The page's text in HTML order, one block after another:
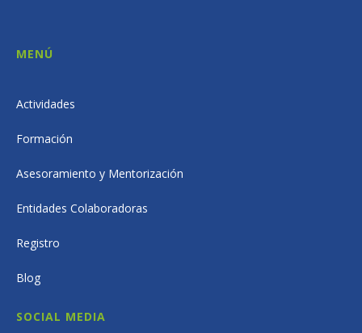
MENÚ
Actividades
Formación
Asesoramiento y Mentorización
Entidades Colaboradoras
Registro
Blog
SOCIAL MEDIA